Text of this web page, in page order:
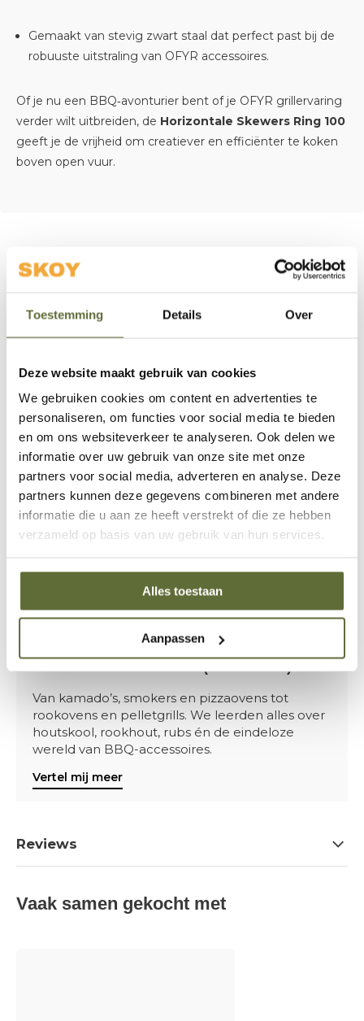
Toestemming Details Over
Deze website maakt gebruik van cookies
We gebruiken cookies om content en advertenties te
personaliseren, om functies voor social media te bieden
en om ons websiteverkeer te analyseren. Ook delen we
informatie over uw gebruik van onze site met onze
partners voor social media, adverteren en analyse. Deze
partners kunnen deze gegevens combineren met andere
informatie die u aan ze heeft verstrekt of die ze hebben
verzameld op basis van uw gebruik van hun services.
Alles toestaan
Aanpassen
Gemaakt van stevig zwart staal dat perfect past bij de
robuuste uitstraling van OFYR accessoires.
Of je nu een BBQ‑avonturier bent of je OFYR grillervaring
verder wilt uitbreiden, de Horizontale Skewers Ring 100
geeft je de vrijheid om creatiever en efficiënter te koken
boven open vuur.
Deel dit product
Van kamado’s, smokers en pizzaovens tot
rookovens en pelletgrills. We leerden alles over
houtskool, rookhout, rubs én de eindeloze
wereld van BBQ-accessoires.
Vertel mij meer
Reviews
Vaak samen gekocht met